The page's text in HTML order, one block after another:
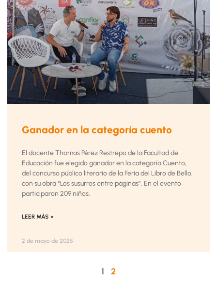
Ganador en la categoría cuento
El docente Thomas Pérez Restrepo de la Facultad de
Educación fue elegido ganador en la categoría Cuento,
del concurso público literario de la Feria del Libro de Bello,
con su obra “Los susurros entre páginas”. En el evento
participaron 209 niños,
LEER MÁS »
2 de mayo de 2025
1 2